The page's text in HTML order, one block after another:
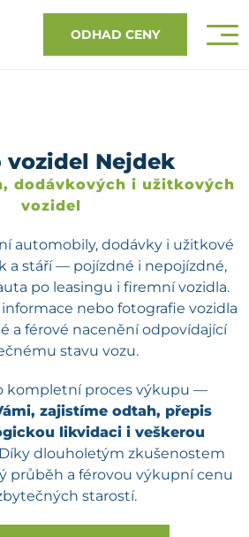
ODHAD CENY
vozidel Nejdek
dodávkových i užitkových
vozidel
automobily, dodávky i užitkové
a stáří — pojízdné i nepojízdné,
po leasingu i firemní vozidla.
nebo fotografie vozidla
a férové nacenění odpovídající
stavu vozu.
kompletní proces výkupu —
zajistíme odtah, přepis
likvidaci i veškerou
dlouholetým zkušenostem
průběh a férovou výkupní cenu
starostí.